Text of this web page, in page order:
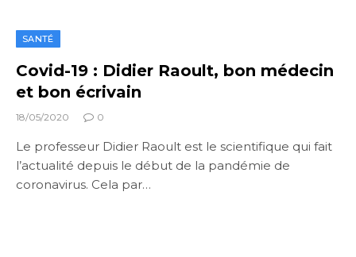
SANTÉ
Covid-19 : Didier Raoult, bon médecin
et bon écrivain
18/05/2020 0
Le professeur Didier Raoult est le scientifique qui fait
l’actualité depuis le début de la pandémie de
coronavirus. Cela par…